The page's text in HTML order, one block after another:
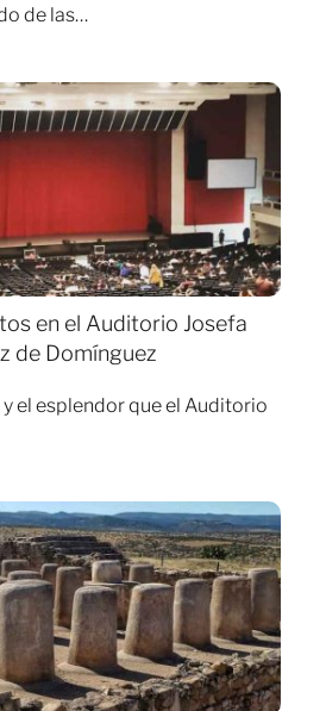
de las…
en el Auditorio Josefa
de Domínguez
el esplendor que el Auditorio